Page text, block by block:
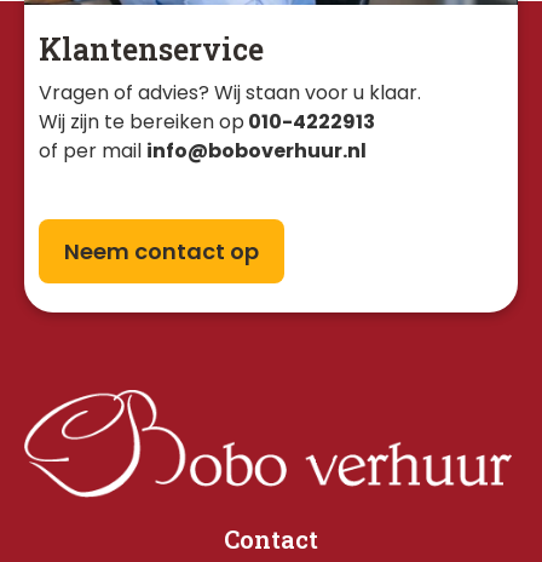
Klantenservice
Vragen of advies? Wij staan voor u klaar.
Wij zijn te bereiken op 010-4222913
of per mail info@boboverhuur.nl
Neem contact op
Contact